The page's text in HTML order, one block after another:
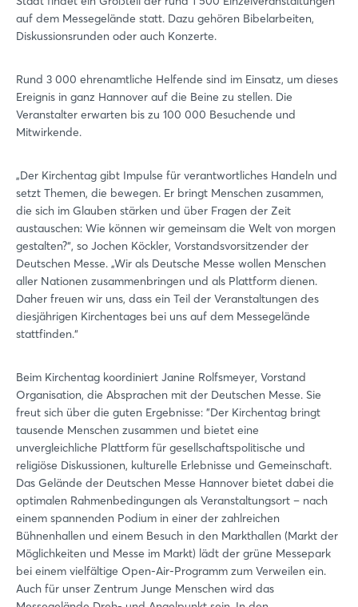
auf dem Messegelände statt. Dazu gehören Bibelarbeiten,
Diskussionsrunden oder auch Konzerte.
Rund 3 000 ehrenamtliche Helfende sind im Einsatz, um dieses
Ereignis in ganz Hannover auf die Beine zu stellen. Die
Veranstalter erwarten bis zu 100 000 Besuchende und
Mitwirkende.
„Der Kirchentag gibt Impulse für verantwortliches Handeln und
setzt Themen, die bewegen. Er bringt Menschen zusammen,
die sich im Glauben stärken und über Fragen der Zeit
austauschen: Wie können wir gemeinsam die Welt von morgen
gestalten?“, so Jochen Köckler, Vorstandsvorsitzender der
Deutschen Messe. „Wir als Deutsche Messe wollen Menschen
aller Nationen zusammenbringen und als Plattform dienen.
Daher freuen wir uns, dass ein Teil der Veranstaltungen des
diesjährigen Kirchentages bei uns auf dem Messegelände
stattfinden.“
Beim Kirchentag koordiniert Janine Rolfsmeyer, Vorstand
Organisation, die Absprachen mit der Deutschen Messe. Sie
freut sich über die guten Ergebnisse: "Der Kirchentag bringt
tausende Menschen zusammen und bietet eine
unvergleichliche Plattform für gesellschaftspolitische und
religiöse Diskussionen, kulturelle Erlebnisse und Gemeinschaft.
Das Gelände der Deutschen Messe Hannover bietet dabei die
optimalen Rahmenbedingungen als Veranstaltungsort – nach
einem spannenden Podium in einer der zahlreichen
Bühnenhallen und einem Besuch in den Markthallen (Markt der
Möglichkeiten und Messe im Markt) lädt der grüne Messepark
bei einem vielfältige Open-Air-Programm zum Verweilen ein.
Auch für unser Zentrum Junge Menschen wird das
Login
Einloggen